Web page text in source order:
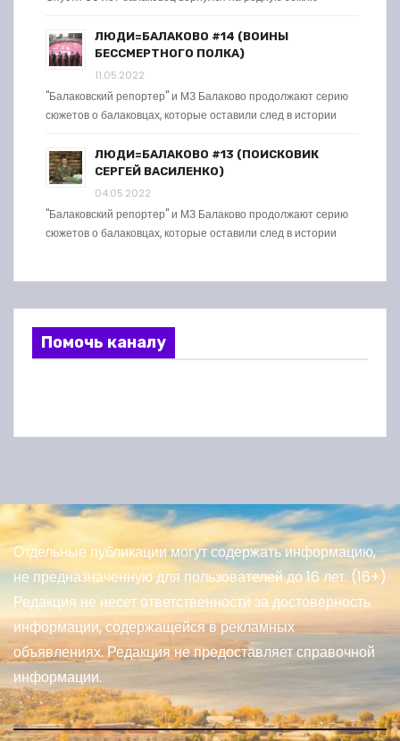
ЛЮДИ=БАЛАКОВО #14 (ВОИНЫ
БЕССМЕРТНОГО ПОЛКА)
11.05.2022
"Балаковский репортер" и МЗ Балаково продолжают серию
сюжетов о балаковцах, которые оставили след в истории
ЛЮДИ=БАЛАКОВО #13 (ПОИСКОВИК
СЕРГЕЙ ВАСИЛЕНКО)
04.05.2022
"Балаковский репортер" и МЗ Балаково продолжают серию
сюжетов о балаковцах, которые оставили след в истории
Помочь каналу
Отдельные публикации могут содержать информацию,
не предназначенную для пользователей до 16 лет. (16+)
Редакция не несет ответственности за достоверность
информации, содержащейся в рекламных
объявлениях. Редакция не предоставляет справочной
информации.